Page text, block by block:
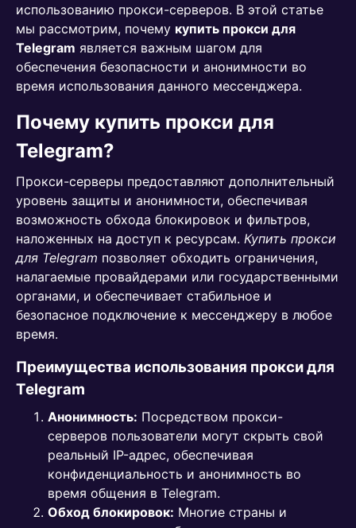
использованию прокси-серверов. В этой статье
мы рассмотрим, почему купить прокси для
Telegram является важным шагом для
обеспечения безопасности и анонимности во
время использования данного мессенджера.
Почему купить прокси для
Telegram?
Прокси-серверы предоставляют дополнительный
уровень защиты и анонимности, обеспечивая
возможность обхода блокировок и фильтров,
наложенных на доступ к ресурсам. Купить прокси
для Telegram позволяет обходить ограничения,
налагаемые провайдерами или государственными
органами, и обеспечивает стабильное и
безопасное подключение к мессенджеру в любое
время.
Преимущества использования прокси для
Telegram
Анонимность: Посредством прокси-
серверов пользователи могут скрыть свой
реальный IP-адрес, обеспечивая
конфиденциальность и анонимность во
время общения в Telegram.
Обход блокировок: Многие страны и